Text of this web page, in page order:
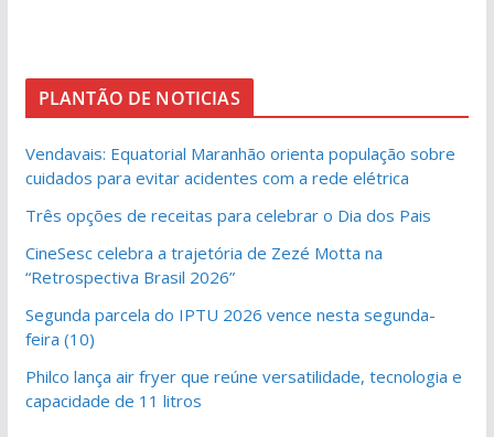
PLANTÃO DE NOTICIAS
Vendavais: Equatorial Maranhão orienta população sobre
cuidados para evitar acidentes com a rede elétrica
Três opções de receitas para celebrar o Dia dos Pais
CineSesc celebra a trajetória de Zezé Motta na
“Retrospectiva Brasil 2026”
Segunda parcela do IPTU 2026 vence nesta segunda-
feira (10)
Philco lança air fryer que reúne versatilidade, tecnologia e
capacidade de 11 litros